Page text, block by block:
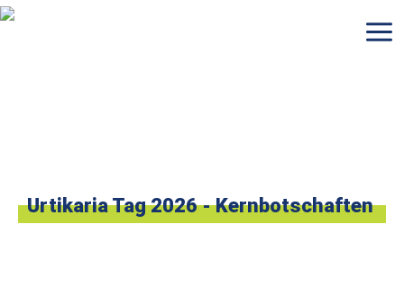
Zum
Urtikaria Tag 2026 - Kernbotschaften